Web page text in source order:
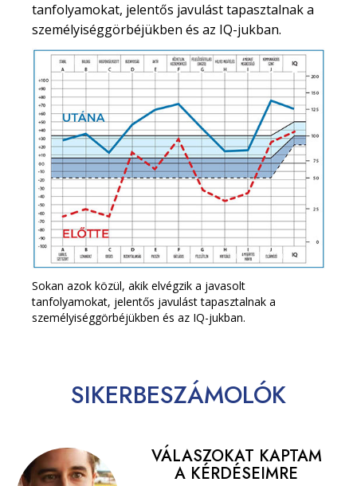
tanfolyamokat, jelentős javulást tapasztalnak a
személyiséggörbéjükben és az IQ-jukban.
Sokan azok közül, akik elvégzik a javasolt
tanfolyamokat, jelentős javulást tapasztalnak a
személyiséggörbéjükben és az IQ-jukban.
SIKERBESZÁMOLÓK
VÁLASZOKAT KAPTAM
A KÉRDÉSEIMRE